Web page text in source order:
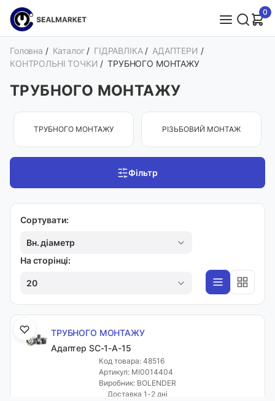
0
Головна / Каталог / ГІДРАВЛІКА / АДАПТЕРИ /
КОНТРОЛЬНІ ТОЧКИ /ТРУБНОГО МОНТАЖУ
ТРУБНОГО МОНТАЖУ
ТРУБНОГО МОНТАЖУ РІЗЬБОВИЙ МОНТАЖ
Фільтр
Сортувати:
Вн. діаметр
На сторінці:
20
ТРУБНОГО МОНТАЖУ
Адаптер SC-1-A-15
Код товара: 48516
Артикул: MI0014404
Виробник: BOLENDER
Доставка 1-2 дні